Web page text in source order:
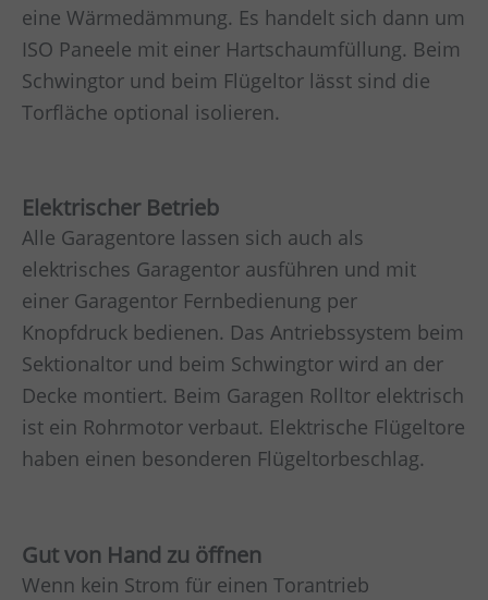
eine Wärmedämmung. Es handelt sich dann um
ISO Paneele mit einer Hartschaumfüllung. Beim
Schwingtor und beim Flügeltor lässt sind die
Torfläche optional isolieren.
Elektrischer Betrieb
Alle Garagentore lassen sich auch als
elektrisches Garagentor ausführen und mit
einer Garagentor Fernbedienung per
Knopfdruck bedienen. Das Antriebssystem beim
Sektionaltor und beim Schwingtor wird an der
Decke montiert. Beim Garagen Rolltor elektrisch
ist ein Rohrmotor verbaut. Elektrische Flügeltore
haben einen besonderen Flügeltorbeschlag.
Gut von Hand zu öffnen
Wenn kein Strom für einen Torantrieb